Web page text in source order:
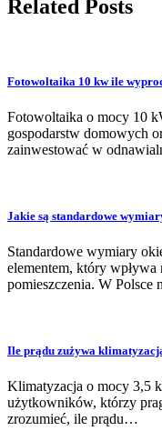
Related Posts
Fotowoltaika 10 kw ile
Fotowoltaika o mocy 10
gospodarstw domowych
zainwestować w
Jakie są standardowe
Standardowe wymiary
elementem, który wpływa
pomieszczenia. W Polsce
Ile prądu zużywa
Klimatyzacja o mocy 3,5
użytkowników, którzy
zrozumieć, ile prądu…